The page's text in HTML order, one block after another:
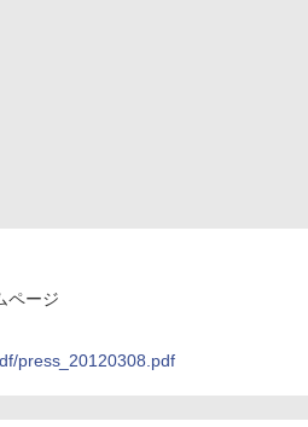
ページ
press_20120308.pdf